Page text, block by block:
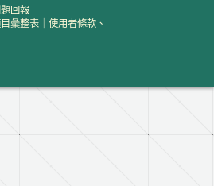
回報
彙整表
使用者條款、